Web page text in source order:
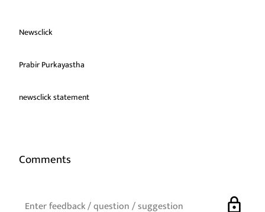
Newsclick
Prabir Purkayastha
newsclick statement
Comments
lock